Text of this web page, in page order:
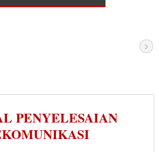
PENYELESAIAN